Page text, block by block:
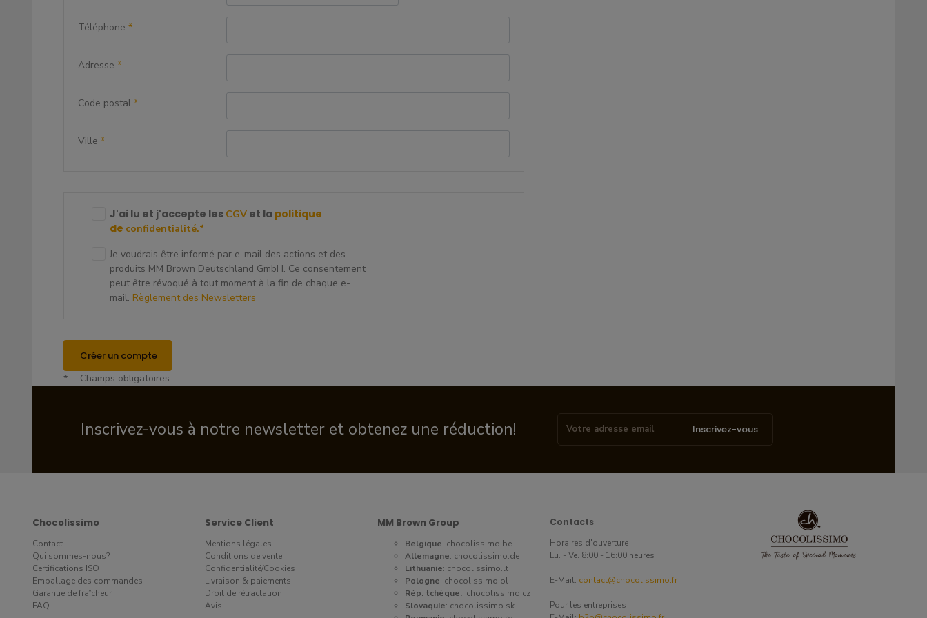
Téléphone *
Adresse *
Code postal *
Ville *
J'ai lu et j'accepte les CGV et la politique
de confidentialité.*
Je voudrais être informé par e-mail des actions et des
produits MM Brown Deutschland GmbH. Ce consentement
peut être révoqué à tout moment à la fin de chaque e-
mail. Règlement des Newsletters
Créer un compte
* - Champs obligatoires
Inscrivez-vous à notre newsletter et obtenez une réduction! Inscrivez-vous
Chocolissimo
Contact
Qui sommes-nous?
Certifications ISO
Emballage des commandes
Garantie de fraîcheur
FAQ
Service Client
Mentions légales
Conditions de vente
Confidentialité/Cookies
Livraison & paiements
Droit de rétractation
Avis
MM Brown Group
Belgique: chocolissimo.be
Allemagne: chocolissimo.de
Lithuanie: chocolissimo.lt
Pologne: chocolissimo.pl
Rép. tchèque.: chocolissimo.cz
Slovaquie: chocolissimo.sk
Contacts
Horaires d'ouverture
Lu. - Ve. 8:00 - 16:00 heures
E-Mail: contact@chocolissimo.fr
Pour les entreprises